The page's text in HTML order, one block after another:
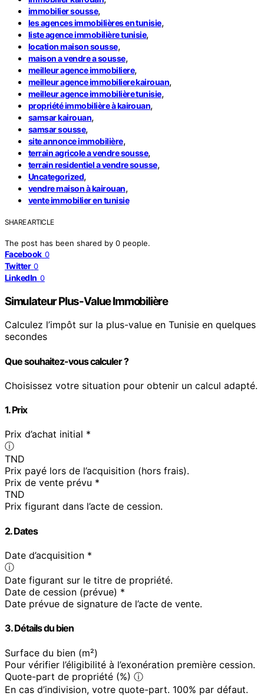
immobilier sousse,
les agences immobilières en tunisie,
liste agence immobilière tunisie,
location maison sousse,
maison a vendre a sousse,
meilleur agence immobiliere,
meilleur agence immobiliere kairouan,
meilleur agence immobilière tunisie,
propriété immobilière à kairouan,
samsar kairouan,
samsar sousse,
site annonce immobilière,
terrain agricole a vendre sousse,
terrain residentiel a vendre sousse,
Uncategorized,
vendre maison à kairouan,
vente immobilier en tunisie
SHARE ARTICLE
The post has been shared by 0 people.
Facebook 0
Twitter 0
LinkedIn 0
Simulateur Plus-Value Immobilière
Calculez l’impôt sur la plus-value en Tunisie en quelques
secondes
Que souhaitez-vous calculer ?
Choisissez votre situation pour obtenir un calcul adapté.
1. Prix
Prix d’achat initial *
ⓘ
TND
Prix payé lors de l’acquisition (hors frais).
Prix de vente prévu *
TND
Prix figurant dans l’acte de cession.
2. Dates
Date d’acquisition *
ⓘ
Date figurant sur le titre de propriété.
Date de cession (prévue) *
Date prévue de signature de l’acte de vente.
3. Détails du bien
Surface du bien (m²)
Pour vérifier l’éligibilité à l’exonération première cession.
Quote-part de propriété (%) ⓘ
En cas d’indivision, votre quote-part. 100% par défaut.